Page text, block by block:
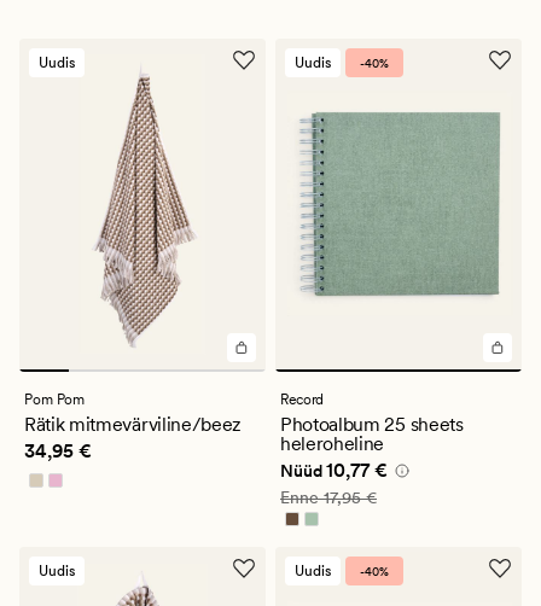
Uudis
Pom Pom
Rätik mitmevärviline/beez
Pris_ee
34,95 €
Uudis -40%
Record
Photoalbum 25 sheets
heleroheline
Nåværende pris_ee
Nüüd10,77 €
Vanlig pris_ee
Enne17,95 €
Uudis Uudis -40%